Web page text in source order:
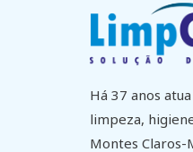
Há 37 anos
limpeza,
Montes Claros-